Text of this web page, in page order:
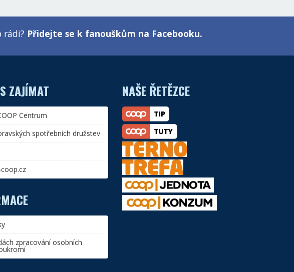
rádi? Přidejte se k fanouškům na Facebooku.
ZAJÍMAT
Centrum
spotřebních družstev
zpracování osobních
NAŠE ŘETĚZCE